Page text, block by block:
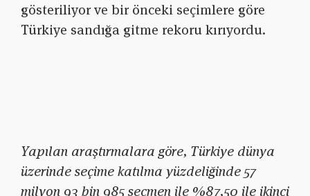
gösteriliyor ve bir önceki seçimlere göre
Türkiye sandığa gitme rekoru kırıyordu.
Yapılan araştırmalara göre, Türkiye dünya
üzerinde seçime katılma yüzdeliğinde 57
milyon 93 bin 985 seçmen ile %87,50 ile ikinci